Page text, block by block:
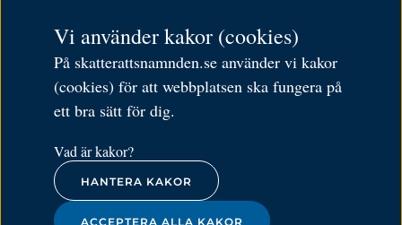
Vi använder kakor (cookies)
På skatterattsnamnden.se använder vi kakor
(cookies) för att webbplatsen ska fungera på
ett bra sätt för dig.
Vad är kakor?
HANTERA KAKOR
ACCEPTERA ALLA KAKOR
Tillgänglighetsredogörelse
Besöksadress: Karlavägen 108
Postadress: Box 24144,
Öppettider: 9–11.30 och 12.30–16
010-574 79 57